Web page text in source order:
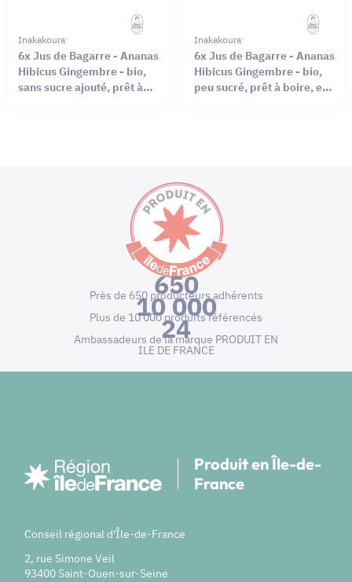
Inakakoura
6x Jus de Bagarre - Ananas
Hibicus Gingembre - bio,
sans sucre ajouté, prêt à
Inakakoura
6x Jus de Bagarre - Ananas
Hibicus Gingembre - bio,
peu sucré, prêt à boire, en
650
Près de 650 producteurs adhérents
10 000
Plus de 10 000 produits référencés
24
Ambassadeurs de la marque PRODUIT EN
ILE DE FRANCE
Produit en Île-de-
France
Conseil régional d'Île-de-France
2, rue Simone Veil
93400 Saint-Ouen-sur-Seine